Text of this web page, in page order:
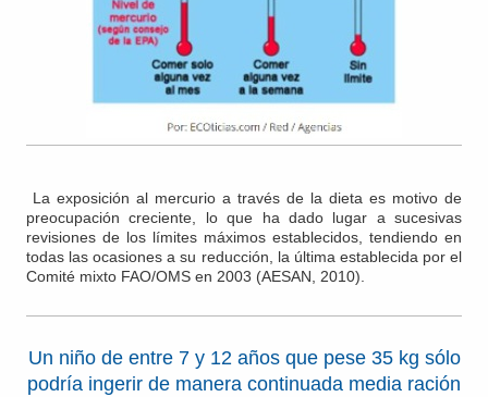
La exposición al mercurio a través de la dieta es motivo de
preocupación creciente, lo que ha dado lugar a sucesivas
revisiones de los límites máximos establecidos, tendiendo en
todas las ocasiones a su reducción, la última establecida por el
Comité mixto FAO/OMS en 2003 (AESAN, 2010).
Un niño de entre 7 y 12 años que pese 35 kg sólo
podría ingerir de manera continuada media ración